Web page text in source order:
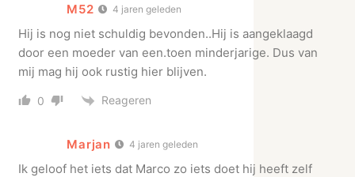
M52 4 jaren geleden
Hij is nog niet schuldig bevonden..Hij is aangeklaagd
door een moeder van een.toen minderjarige. Dus van
mij mag hij ook rustig hier blijven.
0 Reageren
Marjan 4 jaren geleden
Ik geloof het iets dat Marco zo iets doet hij heeft zelf